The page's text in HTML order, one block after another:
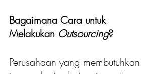
Bagaimana Cara untuk
Melakukan Outsourcing?
Perusahaan yang membutuhkan